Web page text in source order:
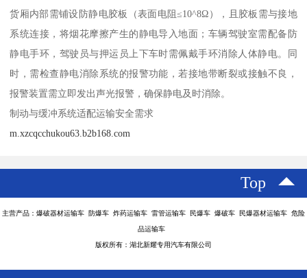
货厢内部需铺设防静电胶板（表面电阻≤10^8Ω），且胶板需与接地
系统连接，将烟花摩擦产生的静电导入地面；车辆驾驶室需配备防
静电手环，驾驶员与押运员上下车时需佩戴手环消除人体静电。同
时，需检查静电消除系统的报警功能，若接地带断裂或接触不良，
报警装置需立即发出声光报警，确保静电及时消除。​
制动与缓冲系统适配运输安全需求​
m.xzcqcchukou63.b2b168.com
Top
主营产品：爆破器材运输车 防爆车 炸药运输车 雷管运输车 民爆车 爆破车 民爆器材运输车 危险
品运输车
版权所有：湖北新耀专用汽车有限公司